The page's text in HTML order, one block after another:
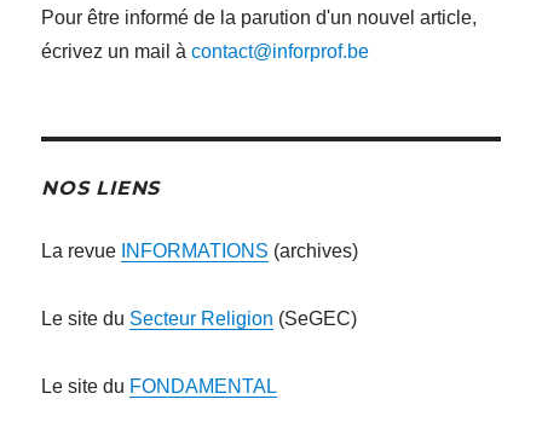
Pour être informé de la parution d'un nouvel article,
écrivez un mail àcontact@inforprof.be
NOS LIENS
La revue INFORMATIONS (archives)
Le site du Secteur Religion (SeGEC)
Le site du FONDAMENTAL